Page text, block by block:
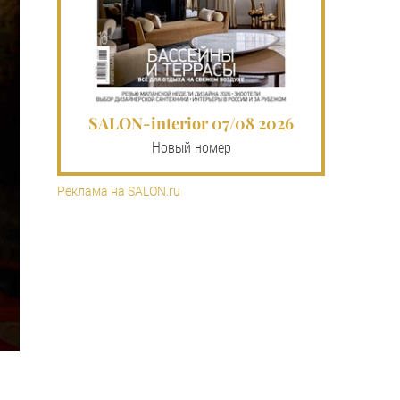
SALON-interior 07/08 2026
Новый номер
Реклама на SALON.ru